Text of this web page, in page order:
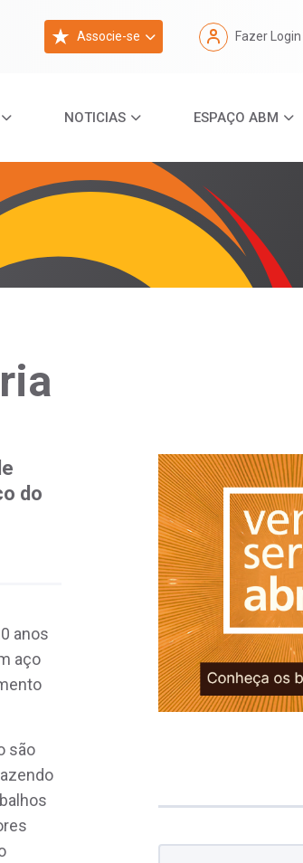
Associe-se Fazer Login
NOTICIAS ESPAÇO ABM
do
anos
aço
são